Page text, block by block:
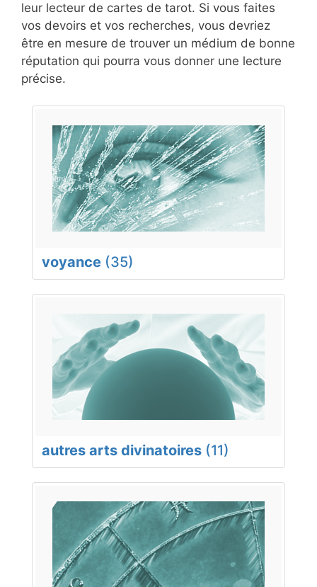
leur lecteur de cartes de tarot. Si vous faites
vos devoirs et vos recherches, vous devriez
être en mesure de trouver un médium de bonne
réputation qui pourra vous donner une lecture
précise.
voyance (35)
autres arts divinatoires (11)